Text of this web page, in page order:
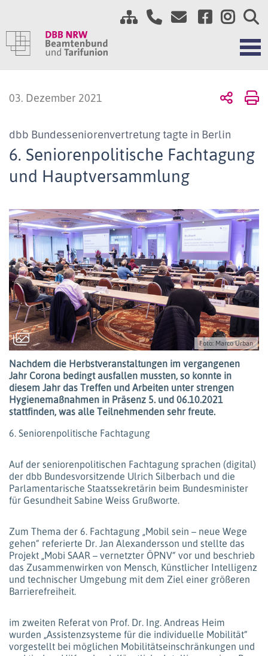
dbb Bundesseniorenvertretung tagte in Berlin
6. Seniorenpolitische Fachtagung
und Hauptversammlung
Foto: Marco Urban
03. Dezember 2021
Nachdem die Herbstveranstaltungen im vergangenen
Jahr Corona bedingt ausfallen mussten, so konnte in
diesem Jahr das Treffen und Arbeiten unter strengen
Hygienemaßnahmen in Präsenz 5. und 06.10.2021
stattfinden, was alle Teilnehmenden sehr freute.
6. Seniorenpolitische Fachtagung
Auf der seniorenpolitischen Fachtagung sprachen (digital)
der dbb Bundesvorsitzende Ulrich Silberbach und die
Parlamentarische Staatssekretärin beim Bundesminister
für Gesundheit Sabine Weiss Grußworte.
Zum Thema der 6. Fachtagung „Mobil sein – neue Wege
gehen“ referierte Dr. Jan Alexandersson und stellte das
Projekt „Mobi SAAR – vernetzter ÖPNV“ vor und beschrieb
das Zusammenwirken von Mensch, Künstlicher Intelligenz
und technischer Umgebung mit dem Ziel einer größeren
Barrierefreiheit.
im zweiten Referat von Prof. Dr. Ing. Andreas Heim
wurden „Assistenzsysteme für die individuelle Mobilität“
vorgestellt bei möglichen Mobilitätseinschränkungen und